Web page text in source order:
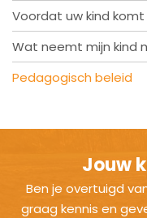
Voordat uw kind komt
Wat neemt mijn kind
Pedagogisch beleid
Jouw
Ben je overtuigd
graag kennis en